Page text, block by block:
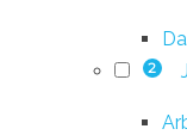
2